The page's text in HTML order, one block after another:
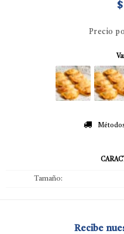
$
Precio
Tamaño
Recibe